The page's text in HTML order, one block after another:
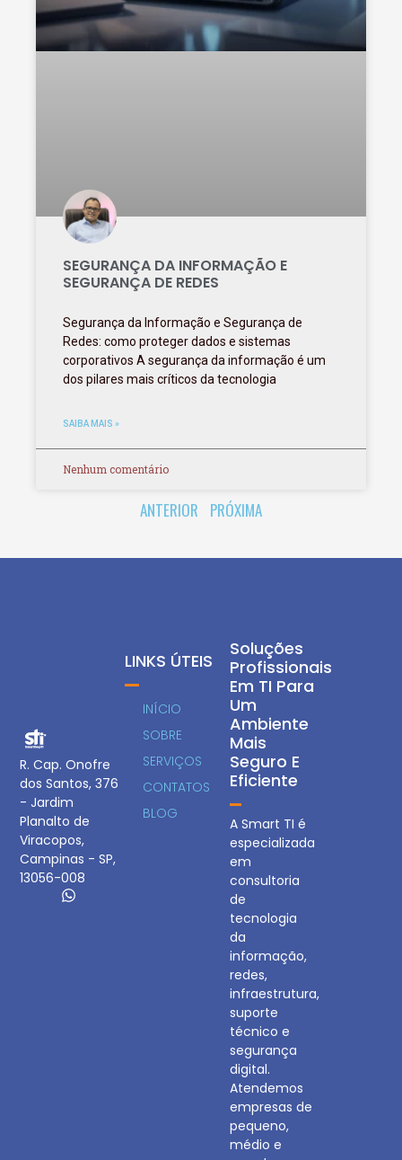
SEGURANÇA DA INFORMAÇÃO E
SEGURANÇA DE REDES
Segurança da Informação e Segurança de
Redes: como proteger dados e sistemas
corporativos A segurança da informação é um
dos pilares mais críticos da tecnologia
SAIBA MAIS »
Nenhum comentário
ANTERIOR PRÓXIMA
R. Cap. Onofre
dos Santos, 376
- Jardim
Planalto de
Viracopos,
Campinas - SP,
13056-008
Soluções
Profissionais
Em TI Para
Um
Ambiente
Mais
Seguro E
Eficiente
A Smart TI é
especializada
em
consultoria
de
tecnologia
da
informação,
redes,
infraestrutura,
suporte
técnico e
segurança
digital.
Atendemos
empresas de
pequeno,
médio e
LINKS ÚTEIS
INÍCIO
SOBRE
SERVIÇOS
CONTATOS
BLOG